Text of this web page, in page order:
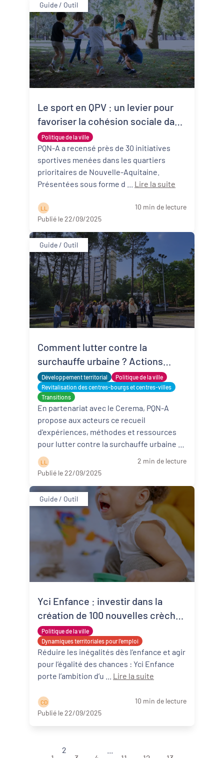
Guide / Outil
Politique de la ville
Le sport en QPV : un levier pour
favoriser la cohésion sociale dans
les territoires
PQN-A a recensé près de 30 initiatives
sportives menées dans les quartiers
prioritaires de Nouvelle-Aquitaine.
Lire la suite
L L
10 min de lecture
Publié le 22/09/2025
Guide / Outil
Développement territorial
Politique de la ville
Revitalisation des centres-bourgs et centres-villes
Transitions
Comment lutter contre la
surchauffe urbaine ? Actions
inspirantes de territoires
En partenariat avec le Cerema, PQN-A
propose aux acteurs ce recueil
d'expériences, méthodes et ressources
pour lutter contre la surchauffe urbaine et
Lire la suite
L L
2 min de lecture
Publié le 22/09/2025
Guide / Outil
Politique de la ville
Dynamiques territoriales pour l’emploi
Yci Enfance : investir dans la
création de 100 nouvelles crèches
non lucratives en quartier
politique de la ville d’ici 2030
Réduire les inégalités dès l’enfance et agir
pour l’égalité des chances : Yci Enfance
Lire la suite
C D
10 min de lecture
Publié le 22/09/2025
2